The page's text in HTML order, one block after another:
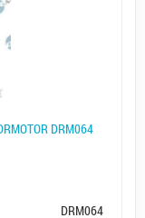
DRM064
DRM064